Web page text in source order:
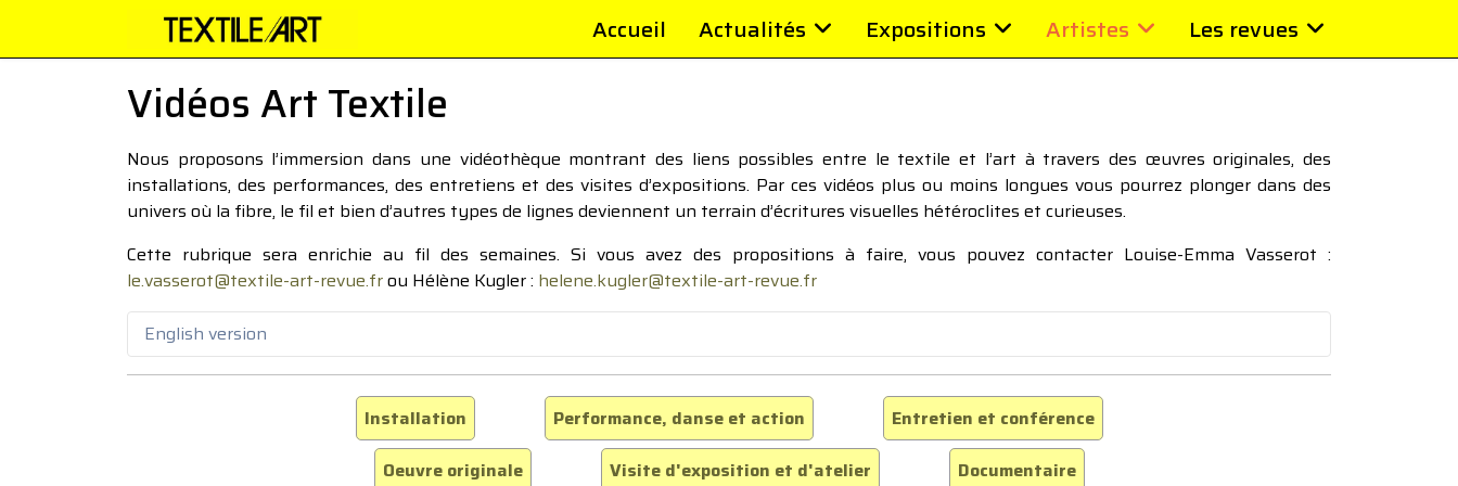
Accueil Actualités Expositions Artistes Les revues
Vidéos Art Textile
Nous proposons l’immersion dans une vidéothèque montrant des liens possibles entre le textile et l’art à travers des œuvres originales, des
installations, des performances, des entretiens et des visites d’expositions. Par ces vidéos plus ou moins longues vous pourrez plonger dans des
univers où la fibre, le fil et bien d’autres types de lignes deviennent un terrain d’écritures visuelles hétéroclites et curieuses.
Cette rubrique sera enrichie au fil des semaines. Si vous avez des propositions à faire, vous pouvez contacter Louise-Emma Vasserot :
le.vasserot@textile-art-revue.frou Hélène Kugler : helene.kugler@textile-art-revue.fr
English version
Installation Performance, danse et action
Entretien et conférence
Oeuvre originale
Visite d'exposition et d'atelier Documentaire